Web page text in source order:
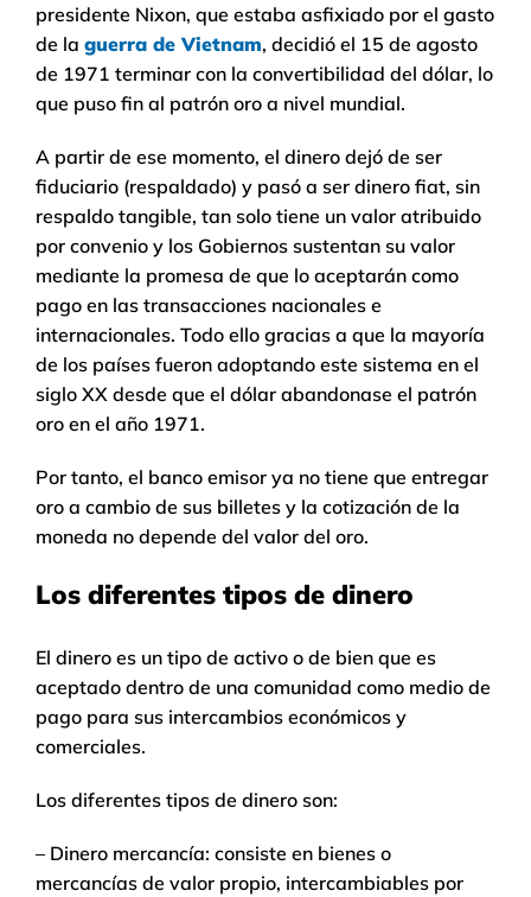
presidente Nixon, que estaba asfixiado por el gasto
de la guerra de Vietnam, decidió el 15 de agosto
de 1971 terminar con la convertibilidad del dólar, lo
que puso fin al patrón oro a nivel mundial.
A partir de ese momento, el dinero dejó de ser
fiduciario (respaldado) y pasó a ser dinero fiat, sin
respaldo tangible, tan solo tiene un valor atribuido
por convenio y los Gobiernos sustentan su valor
mediante la promesa de que lo aceptarán como
pago en las transacciones nacionales e
internacionales. Todo ello gracias a que la mayoría
de los países fueron adoptando este sistema en el
siglo XX desde que el dólar abandonase el patrón
oro en el año 1971.
Por tanto, el banco emisor ya no tiene que entregar
oro a cambio de sus billetes y la cotización de la
moneda no depende del valor del oro.
Los diferentes tipos de dinero
El dinero es un tipo de activo o de bien que es
aceptado dentro de una comunidad como medio de
pago para sus intercambios económicos y
comerciales.
Los diferentes tipos de dinero son:
– Dinero mercancía: consiste en bienes o
mercancías de valor propio, intercambiables por